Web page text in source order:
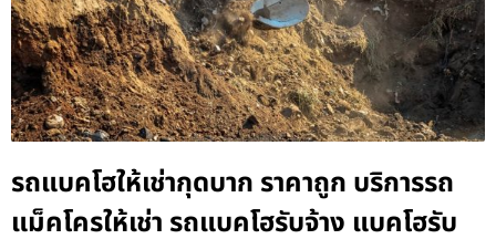
รถแบคโฮให้เช่ากุดบาก ราคาถูก บริการรถ
แม็คโครให้เช่า รถแบคโฮรับจ้าง แบคโฮรับ